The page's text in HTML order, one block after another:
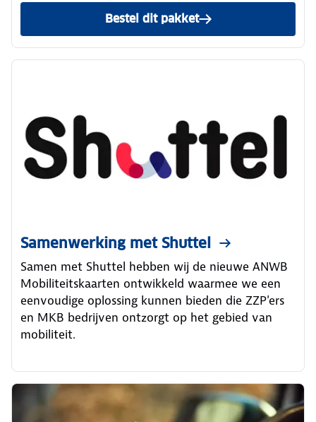
Bestel dit pakket
Samenwerking met Shuttel
Samen met Shuttel hebben wij de nieuwe ANWB
Mobiliteitskaarten ontwikkeld waarmee we een
eenvoudige oplossing kunnen bieden die ZZP'ers
en MKB bedrijven ontzorgt op het gebied van
mobiliteit.